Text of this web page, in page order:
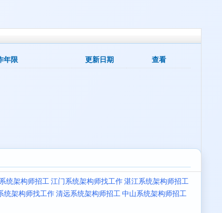
年限 更新日期 查看
统架构师招工 江门系统架构师找工作湛江系统架构师招工
统架构师找工作清远系统架构师招工 中山系统架构师招工